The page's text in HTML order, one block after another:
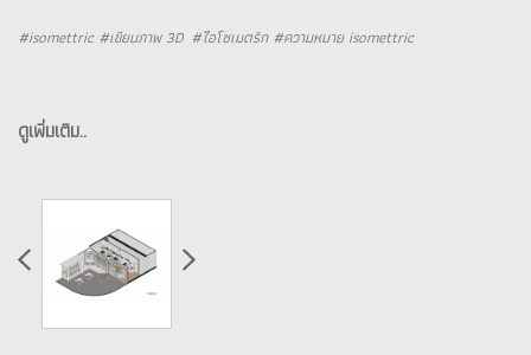
#isomettric #เขียนภาพ 3D #ไอโซเมตริก #ความหมาย isomettric
ดูเพิ่มเติม..